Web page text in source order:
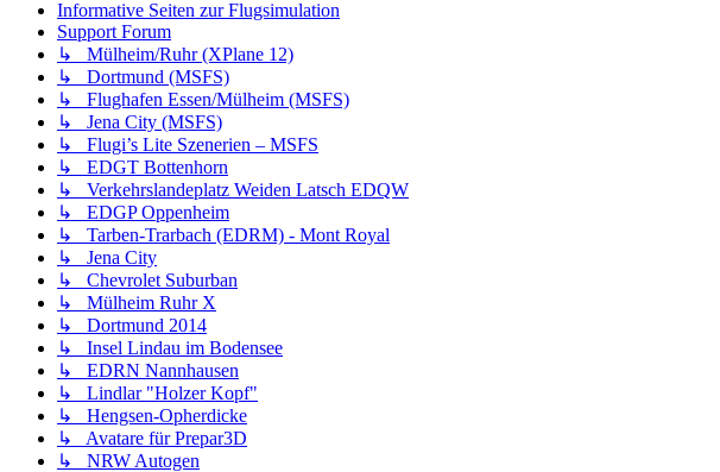
Informative Seiten zur Flugsimulation
Support Forum
↳ Mülheim/Ruhr (XPlane 12)
↳ Dortmund (MSFS)
↳ Flughafen Essen/Mülheim (MSFS)
↳ Jena City (MSFS)
↳ Flugi’s Lite Szenerien – MSFS
↳ EDGT Bottenhorn
↳ Verkehrslandeplatz Weiden Latsch EDQW
↳ EDGP Oppenheim
↳ Tarben-Trarbach (EDRM) - Mont Royal
↳ Jena City
↳ Chevrolet Suburban
↳ Mülheim Ruhr X
↳ Dortmund 2014
↳ Insel Lindau im Bodensee
↳ EDRN Nannhausen
↳ Lindlar "Holzer Kopf"
↳ Hengsen-Opherdicke
↳ Avatare für Prepar3D
↳ NRW Autogen